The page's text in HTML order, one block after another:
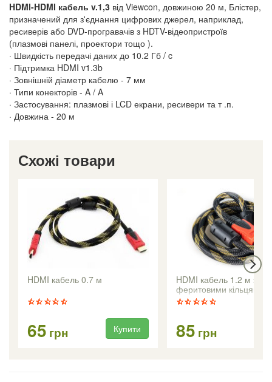
HDMI-HDMI кабель v.1,3 від Viewcon, довжиною 20 м, Блістер,
призначений для з'єднання цифрових джерел, наприклад,
ресиверів або DVD-програвачів з HDTV-відеопристроїв
(плазмові панелі, проектори тощо ).
· Швидкість передачі даних до 10.2 Гб / c
· Підтримка HDMI v1.3b
· Зовнішній діаметр кабелю - 7 мм
· Типи конекторів - A / A
· Застосування: плазмові і LCD екрани, ресивери та т .п.
· Довжина - 20 м
Схожі товари
HDMI кабель 0.7 м
65 грн Купити
HDMI кабель 1.2 м з
феритовими кільцями
85 грн